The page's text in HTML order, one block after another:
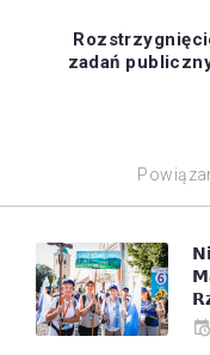
zadań